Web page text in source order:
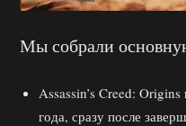
Мы собрали
Assassin’s Creed: Origins
года, сразу после